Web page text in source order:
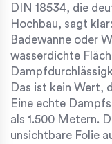
DIN 18534, die
Hochbau, sagt
Badewanne oder
wasserdichte
Das ist kein Wert,
Eine echte
als 1.500 Metern.
unsichtbare Folie